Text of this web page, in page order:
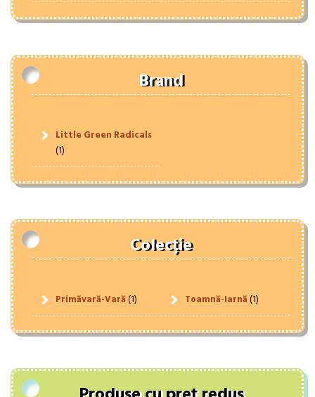
Brand
Little Green Radicals
(1)
Colecție
Primăvară-Vară(1) Toamnă-Iarnă(1)